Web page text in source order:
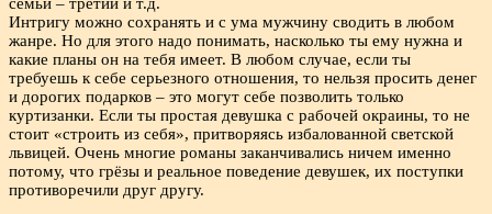
Интригу можно сохранять и с ума мужчину сводить в любом
жанре. Но для этого надо понимать, насколько ты ему нужна и
какие планы он на тебя имеет. В любом случае, если ты
требуешь к себе серьезного отношения, то нельзя просить денег
и дорогих подарков – это могут себе позволить только
куртизанки. Если ты простая девушка с рабочей окраины, то не
стоит «строить из себя», притворяясь избалованной светской
львицей. Очень многие романы заканчивались ничем именно
потому, что грёзы и реальное поведение девушек, их поступки
противоречили друг другу.